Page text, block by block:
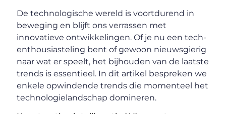
De technologische wereld is voortdurend in
beweging en blijft ons verrassen met
innovatieve ontwikkelingen. Of je nu een tech-
enthousiasteling bent of gewoon nieuwsgierig
naar wat er speelt, het bijhouden van de laatste
trends is essentieel. In dit artikel bespreken we
enkele opwindende trends die momenteel het
technologielandschap domineren.